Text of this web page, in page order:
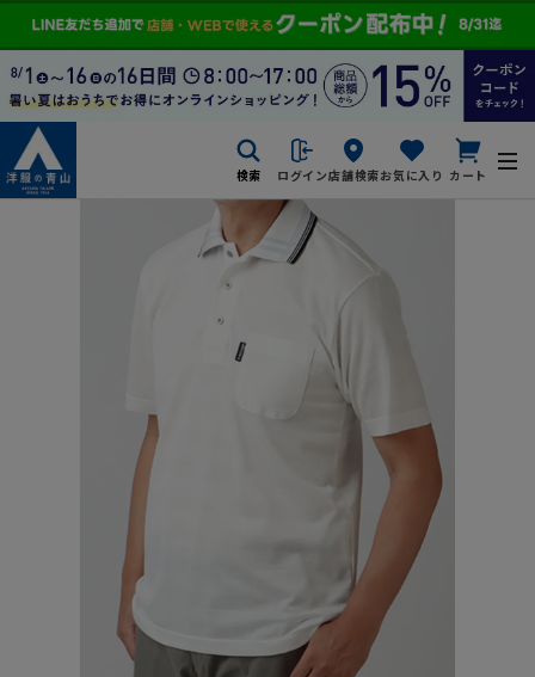
検索 ログイン店舗検索お気に入り カート